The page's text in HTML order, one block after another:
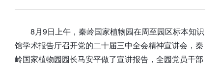
8月9日上午，秦岭国家植物园在周至园区标本知识
馆学术报告厅召开党的二十届三中全会精神宣讲会，秦
岭国家植物园园长马安平做了宣讲报告，全园党员干部